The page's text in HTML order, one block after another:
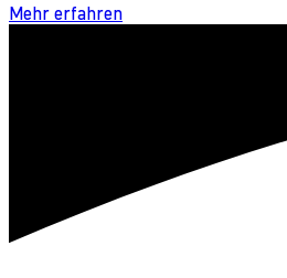
Mehr erfahren